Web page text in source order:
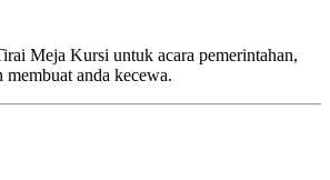
Meja Kursi untuk acara pemerintahan,
anda kecewa.